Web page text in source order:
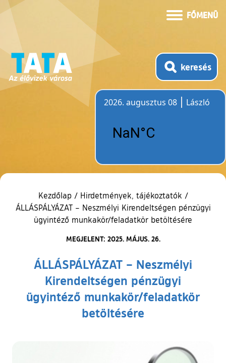
FŐMENÜ
keresés
2026. augusztus 08
László
Kezdőlap / Hirdetmények, tájékoztatók /
ÁLLÁSPÁLYÁZAT – Neszmélyi Kirendeltségen pénzügyi
ügyintéző munkakör/feladatkör betöltésére
MEGJELENT: 2025. MÁJUS. 26.
ÁLLÁSPÁLYÁZAT – Neszmélyi
Kirendeltségen pénzügyi
ügyintéző munkakör/feladatkör
betöltésére